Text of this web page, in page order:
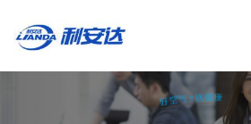
等离子空气净化器_医用空气消毒机_空气净
厂家_利安达官网